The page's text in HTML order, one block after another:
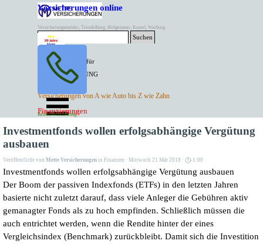
Direkt zum Seiteninhalt
Versicherungen online
Versicherungsmakler, Trendelburg, Hofgeismar, Kassel, Warburg
BESTER PREIS für
SPITZEN LEISTUNG
ANGEBOTE
Versicherungen von A wie Auto bis Z wie Zahn
Kontakt Tel. 05671/7799991
Mette Versicherungen
Suchen
Versicherungen
Finanzierungen
Rentenversicherung
Menü überspringen
Investmentfonds wollen erfolgsabhängige Vergütung
ausbauen
Veröffentlicht von Mette Versicherungen in Finanzen · Mittwoch 21 Mär 2018 · 1:00
Investmentfonds wollen erfolgsabhängige Vergütung ausbauen
Der Boom der passiven Indexfonds (ETFs) in den letzten Jahren
basierte nicht zuletzt darauf, dass viele Anleger die Gebühren aktiv
gemanagter Fonds als zu hoch empfinden. Schließlich müssen die
auch entrichtet werden, wenn die Rendite hinter der eines
Vergleichsindex (Benchmark) zurückbleibt. Damit sich die Investition